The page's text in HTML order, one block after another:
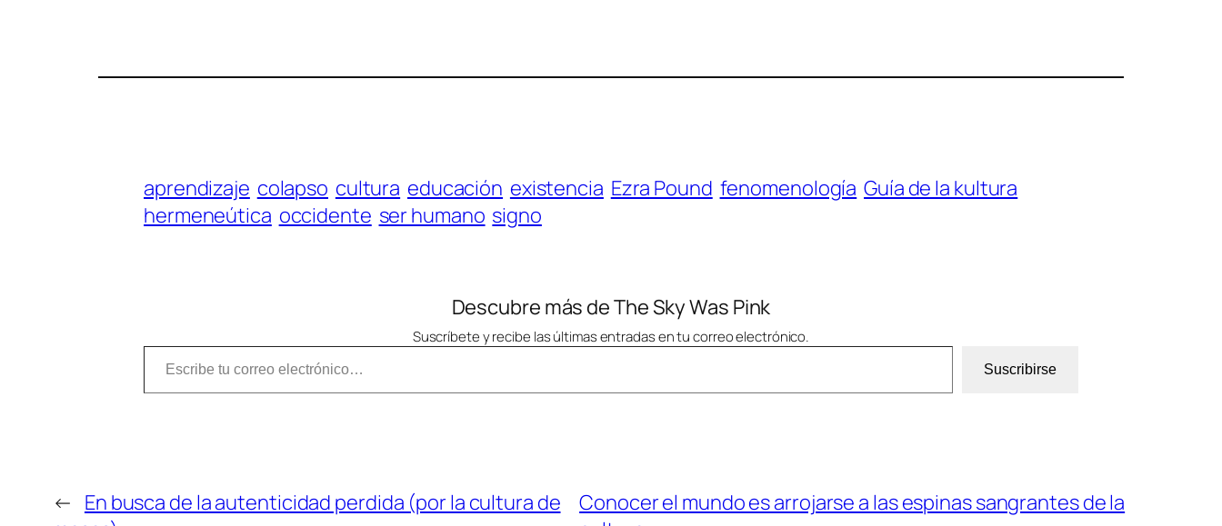
aprendizaje colapso cultura educación existencia Ezra Pound fenomenología Guía de la kultura
hermeneútica occidente ser humano signo
Descubre más de The Sky Was Pink
Suscríbete y recibe las últimas entradas en tu correo electrónico.
Escribe tu correo electrónico…
Suscribirse
← En busca de la autenticidad perdida (por la cultura de
Conocer el mundo es arrojarse a las espinas sangrantes de la